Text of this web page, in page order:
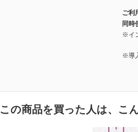
ご利
同時
※イ
※導
この商品を買った人は、こ